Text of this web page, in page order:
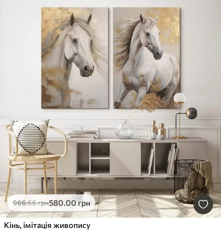
966.66грн580.00грн
Кінь, імітація живопису